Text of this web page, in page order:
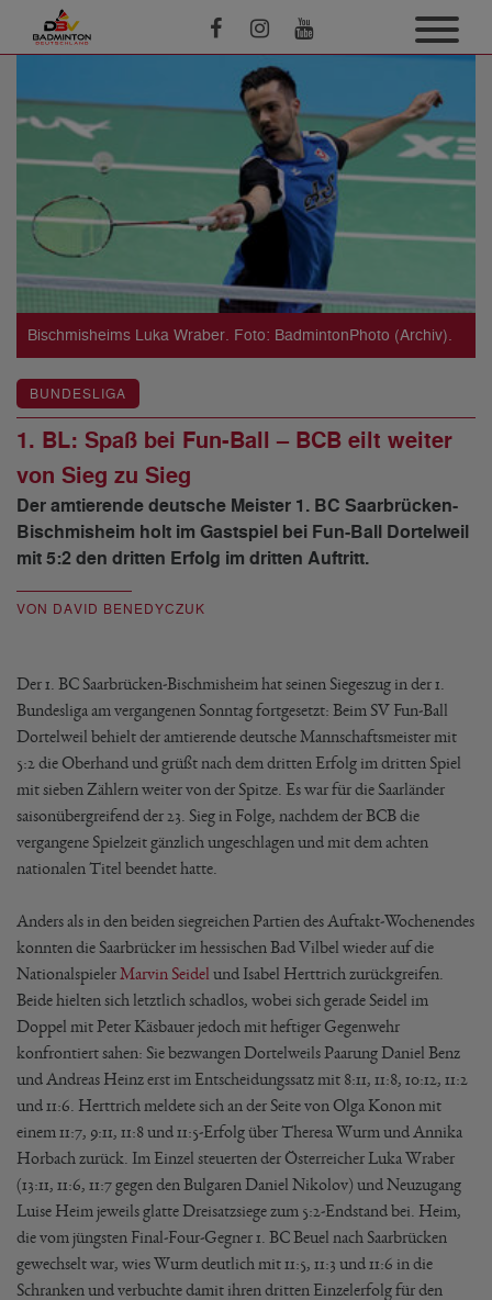
Bischmisheims Luka Wraber. Foto: BadmintonPhoto (Archiv).
BUNDESLIGA
1. BL: Spaß bei Fun-Ball – BCB eilt weiter
von Sieg zu Sieg
Der amtierende deutsche Meister 1. BC Saarbrücken-
Bischmisheim holt im Gastspiel bei Fun-Ball Dortelweil
mit 5:2 den dritten Erfolg im dritten Auftritt.
VON DAVID BENEDYCZUK
Der 1. BC Saarbrücken-Bischmisheim hat seinen Siegeszug in der 1.
Bundesliga am vergangenen Sonntag fortgesetzt: Beim SV Fun-Ball
Dortelweil behielt der amtierende deutsche Mannschaftsmeister mit
5:2 die Oberhand und grüßt nach dem dritten Erfolg im dritten Spiel
mit sieben Zählern weiter von der Spitze. Es war für die Saarländer
saisonübergreifend der 23. Sieg in Folge, nachdem der BCB die
vergangene Spielzeit gänzlich ungeschlagen und mit dem achten
nationalen Titel beendet hatte.
Anders als in den beiden siegreichen Partien des Auftakt-Wochenendes
konnten die Saarbrücker im hessischen Bad Vilbel wieder auf die
NationalspielerMarvin Seidel und Isabel Herttrich zurückgreifen.
Beide hielten sich letztlich schadlos, wobei sich gerade Seidel im
Doppel mit Peter Käsbauer jedoch mit heftiger Gegenwehr
konfrontiert sahen: Sie bezwangen Dortelweils Paarung Daniel Benz
und Andreas Heinz erst im Entscheidungssatz mit 8:11, 11:8, 10:12, 11:2
und 11:6. Herttrich meldete sich an der Seite von Olga Konon mit
einem 11:7, 9:11, 11:8 und 11:5-Erfolg über Theresa Wurm und Annika
Horbach zurück. Im Einzel steuerten der Österreicher Luka Wraber
(13:11, 11:6, 11:7 gegen den Bulgaren Daniel Nikolov) und Neuzugang
Luise Heim jeweils glatte Dreisatzsiege zum 5:2-Endstand bei. Heim,
die vom jüngsten Final-Four-Gegner 1. BC Beuel nach Saarbrücken
gewechselt war, wies Wurm deutlich mit 11:5, 11:3 und 11:6 in die
Schranken und verbuchte damit ihren dritten Einzelerfolg für den